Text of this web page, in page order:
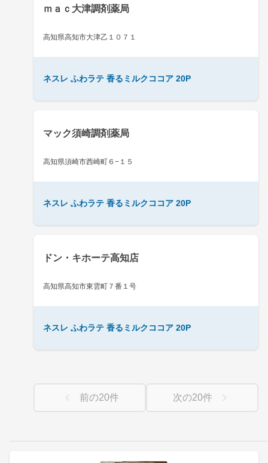
ｍａｃ大津調剤薬局
高知県高知市大津乙１０７１
ネスレ ふわラテ 香るミルクココア 20P
マック須崎調剤薬局
高知県須崎市西崎町６−１５
ネスレ ふわラテ 香るミルクココア 20P
ドン・キホーテ高知店
高知県高知市東雲町７番１号
ネスレ ふわラテ 香るミルクココア 20P
前の20件 次の20件